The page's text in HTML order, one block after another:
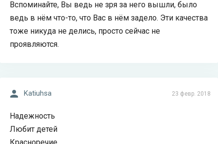
Вспоминайте, Вы ведь не зря за него вышли, было
ведь в нём что-то, что Вас в нём задело. Эти качества
тоже никуда не делись, просто сейчас не
проявляются.
23 февр. 2018
Katiuhsa
Надежность
Любит детей